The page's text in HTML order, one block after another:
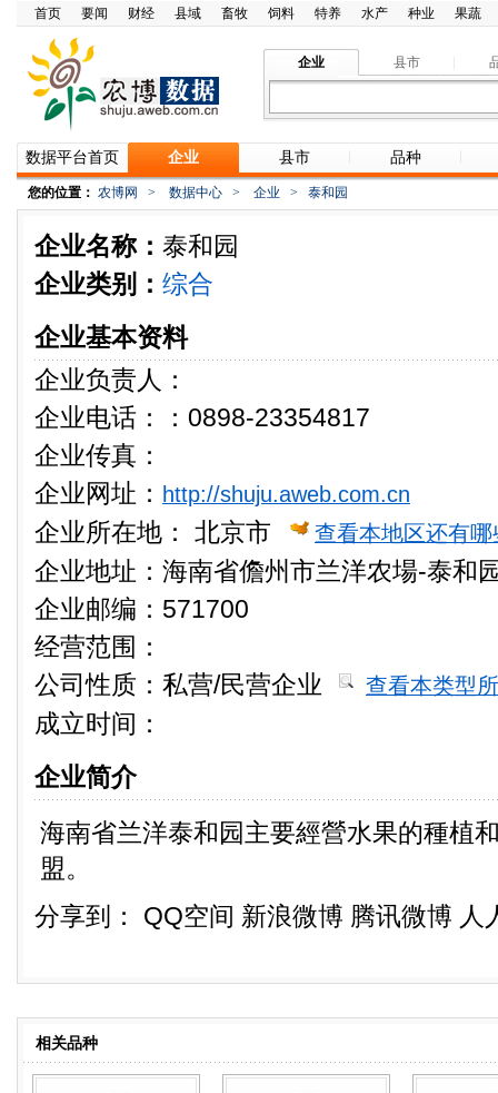
首页 要闻 财经 县域 畜牧 饲料 特养 水产 种业 果蔬
企业 县市
数据平台首页 企业 县市 品种
您的位置： 农博网 > 数据中心 > 企业 > 泰和园
企业名称： 泰和园
企业类别： 综合
企业基本资料
企业负责人：
企业电话：：0898-23354817
企业传真：
企业网址： http://shuju.aweb.com.cn
企业所在地： 北京市 查看本地区还有哪
企业地址：海南省儋州市兰洋农場-泰和
企业邮编：571700
经营范围：
公司性质： 私营/民营企业 查看本类型
成立时间：
企业简介
海南省兰洋泰和园主要經營水果的種植
盟。
分享到：
QQ空间 新浪微博 腾讯微博 人
相关品种